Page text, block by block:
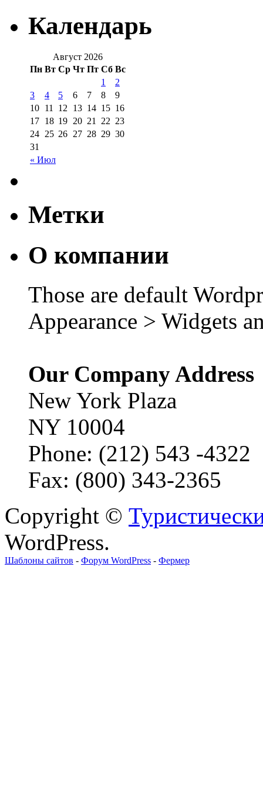
Календарь
Август 2026
Пн Вт Ср Чт Пт Сб Вс
« Июл
1
2
3
4 5 6 7 8
9
10 11 12 13 14 15 16
17 18 19 20 21 22 23
24 25 26 27 28 29 30
31
Метки
О компании
Those are default
Appearance > Widgets
Our Company Address
New York Plaza
NY 10004
Phone: (212) 543 -4322
Fax: (800) 343-2365
Copyright ©
WordPress.
Шаблоны сайтов - Форум WordPress - Фермер